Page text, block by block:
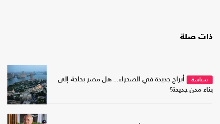
ذات صلة
سياسة
أبراج جديدة في الصحراء.. هل مصر بحاجة إلى
بناء مدن جديدة؟